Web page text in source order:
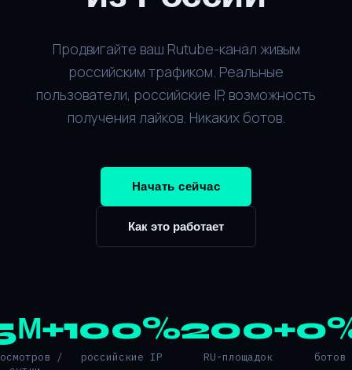
Продвигайте ваш Rutube-канал живым
российским трафиком. Реальные
пользователи, российские IP, возможность
получения лайков. Никаких ботов.
Начать сейчас
Как это работает
/
100%
российские IP
200+
RU-площадок ботов